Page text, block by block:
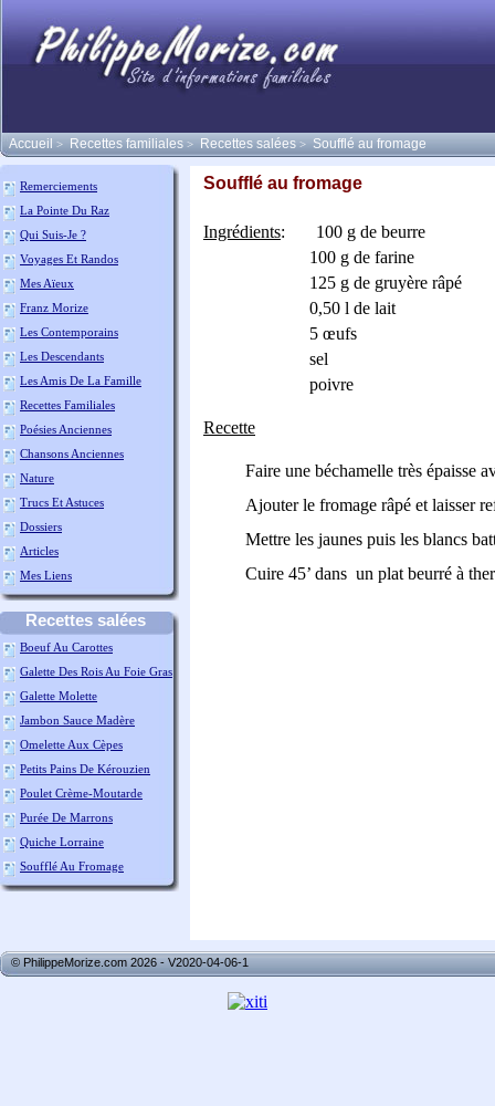
Accueil > Recettes familiales > Recettes salées > Soufflé au fromage
Remerciements
La Pointe Du Raz
Qui Suis-Je ?
Voyages Et Randos
Mes Aïeux
Franz Morize
Les Contemporains
Les Descendants
Les Amis De La Famille
Recettes Familiales
Poésies Anciennes
Chansons Anciennes
Nature
Trucs Et Astuces
Dossiers
Articles
Mes Liens
Recettes salées
Boeuf Au Carottes
Galette Des Rois Au Foie Gras
Galette Molette
Jambon Sauce Madère
Omelette Aux Cèpes
Petits Pains De Kérouzien
Poulet Crème-Moutarde
Purée De Marrons
Quiche Lorraine
Soufflé Au Fromage
Soufflé au fromage
Ingrédients:
100 g de beurre
100 g de farine
125 g de gruyère râpé
0,50 l de lait
5 œufs
sel
poivre
Recette
Faire une béchamelle très épaisse
Ajouter le fromage râpé et laisser
Mettre les jaunes puis les blancs
Cuire 45’ dans un plat beurré à
© PhilippeMorize.com 2026 - V2020-04-06-1